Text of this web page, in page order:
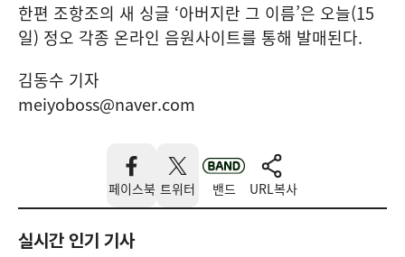
한편 조항조의 새 싱글 ‘아버지란 그 이름’은 오늘(15
일) 정오 각종 온라인 음원사이트를 통해 발매된다.
김동수 기자
meiyoboss@naver.com
페이스북 트위터 밴드 URL복사
실시간 인기 기사